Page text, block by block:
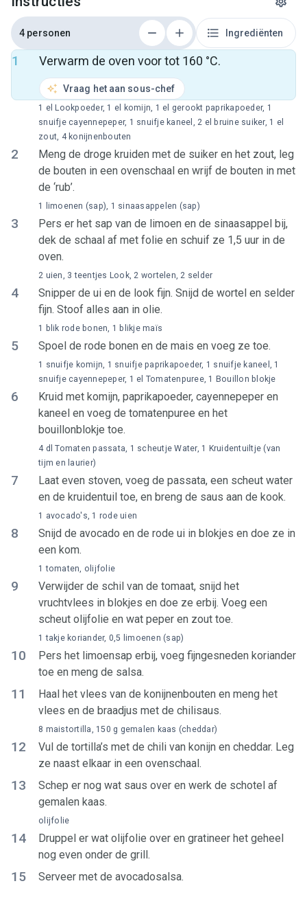
4 personen Ingrediënten
1 Verwarm de oven voor tot 160 °C.
Vraag het aan sous-chef
2
Meng de droge kruiden met de suiker en het zout, leg
de bouten in een ovenschaal en wrijf de bouten in met
de ‘rub’.
1 el Lookpoeder, 1 el komijn, 1 el gerookt paprikapoeder, 1
snuifje cayennepeper, 1 snuifje kaneel, 2 el bruine suiker, 1 el
zout, 4 konijnenbouten
3
Pers er het sap van de limoen en de sinaasappel bij,
dek de schaal af met folie en schuif ze 1,5 uur in de
oven.
1 limoenen (sap), 1 sinaasappelen (sap)
4
Snipper de ui en de look fijn. Snijd de wortel en selder
fijn. Stoof alles aan in olie.
2 uien, 3 teentjes Look, 2 wortelen, 2 selder
5 Spoel de rode bonen en de mais en voeg ze toe.
1 blik rode bonen, 1 blikje maïs
6
Kruid met komijn, paprikapoeder, cayennepeper en
kaneel en voeg de tomatenpuree en het
bouillonblokje toe.
1 snuifje komijn, 1 snuifje paprikapoeder, 1 snuifje kaneel, 1
snuifje cayennepeper, 1 el Tomatenpuree, 1 Bouillon blokje
7
Laat even stoven, voeg de passata, een scheut water
en de kruidentuil toe, en breng de saus aan de kook.
4 dl Tomaten passata, 1 scheutje Water, 1 Kruidentuiltje (van
tijm en laurier)
8
Snijd de avocado en de rode ui in blokjes en doe ze in
een kom.
1 avocado's, 1 rode uien
9
Verwijder de schil van de tomaat, snijd het
vruchtvlees in blokjes en doe ze erbij. Voeg een
scheut olijfolie en wat peper en zout toe.
1 tomaten, olijfolie
10
Pers het limoensap erbij, voeg fijngesneden koriander
toe en meng de salsa.
1 takje koriander, 0,5 limoenen (sap)
11
Haal het vlees van de konijnenbouten en meng het
vlees en de braadjus met de chilisaus.
12
Vul de tortilla’s met de chili van konijn en cheddar. Leg
ze naast elkaar in een ovenschaal.
8 maistortilla, 150 g gemalen kaas (cheddar)
13
Schep er nog wat saus over en werk de schotel af
gemalen kaas.
14
Druppel er wat olijfolie over en gratineer het geheel
nog even onder de grill.
olijfolie
15 Serveer met de avocadosalsa.